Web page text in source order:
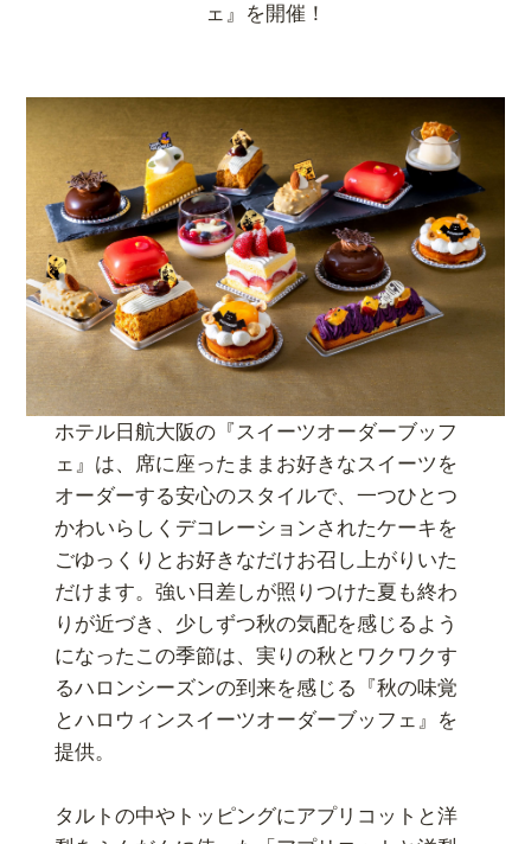
ェ』を開催！
ホテル日航大阪の『スイーツオーダーブッフ
ェ』は、席に座ったままお好きなスイーツを
オーダーする安心のスタイルで、一つひとつ
かわいらしくデコレーションされたケーキを
ごゆっくりとお好きなだけお召し上がりいた
だけます。強い日差しが照りつけた夏も終わ
りが近づき、少しずつ秋の気配を感じるよう
になったこの季節は、実りの秋とワクワクす
るハロンシーズンの到来を感じる『秋の味覚
とハロウィンスイーツオーダーブッフェ』を
提供。
タルトの中やトッピングにアプリコットと洋